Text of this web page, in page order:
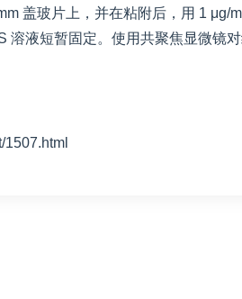
盖玻片上，并在粘附后，用 1
液短暂固定。使用共聚焦显微镜